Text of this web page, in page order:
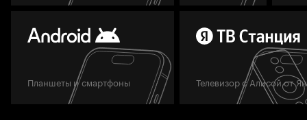
Планшеты и смартфоны Телевизор с Алисой от